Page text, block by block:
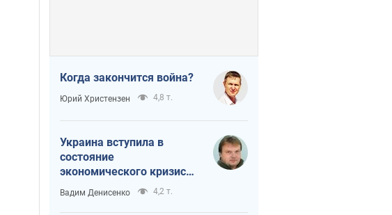
Когда закончится война?
Юрий Христензен 4,8 т.
Украина вступила в
состояние
экономического кризиса.
Есть ли свет в конце
туннеля?
Вадим Денисенко 4,2 т.